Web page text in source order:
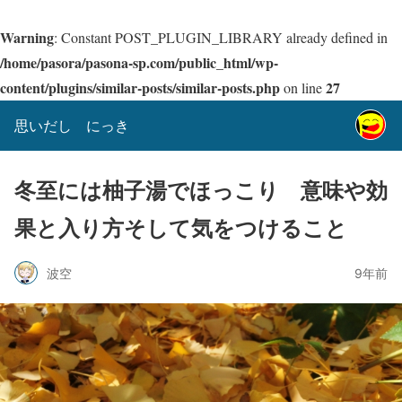
Warning: Constant POST_PLUGIN_LIBRARY already defined in
/home/pasora/pasona-sp.com/public_html/wp-
content/plugins/similar-posts/similar-posts.phpon line27
思いだし にっき
冬至には柚子湯でほっこり 意味や効
果と入り方そして気をつけること
波空 9年前